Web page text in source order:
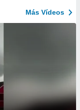
Más Vídeos